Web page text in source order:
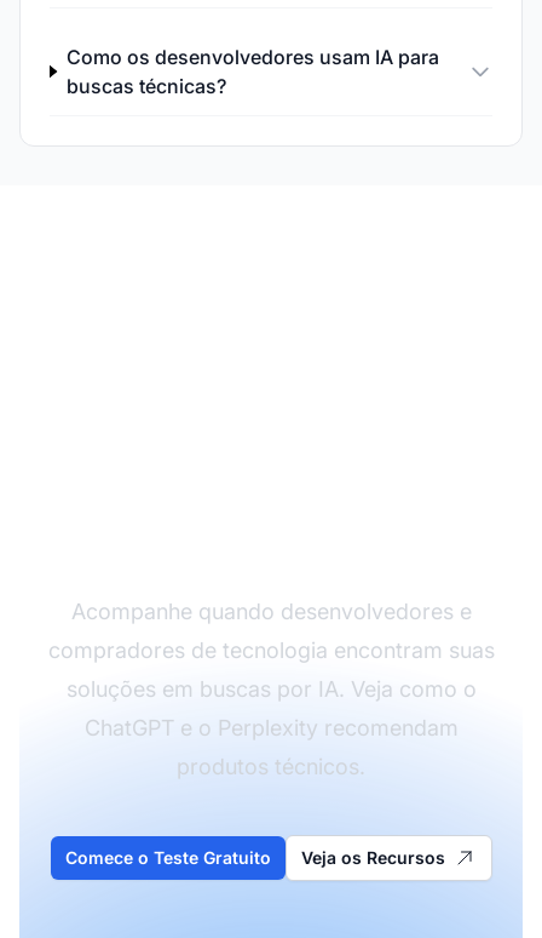
Como os desenvolvedores usam IA para
buscas técnicas?
Acompanhe quando desenvolvedores e
compradores de tecnologia encontram suas
soluções em buscas por IA. Veja como o
ChatGPT e o Perplexity recomendam
produtos técnicos.
Comece o Teste Gratuito Veja os Recursos